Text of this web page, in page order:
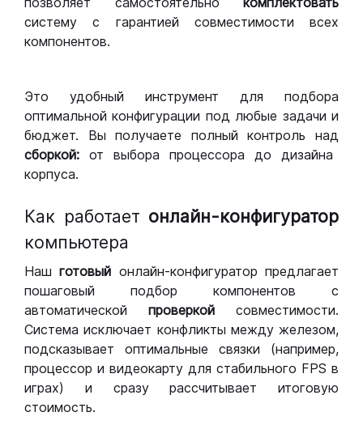
систему с гарантией совместимости всех
компонентов.
Это удобный инструмент для подбора
оптимальной конфигурации под любые задачи и
бюджет. Вы получаете полный контроль над
сборкой: от выбора процессора до дизайна
корпуса.
Как работает онлайн-конфигуратор
компьютера
Нашготовый онлайн-конфигуратор предлагает
пошаговый подбор компонентов с
автоматической проверкой совместимости.
Система исключает конфликты между железом,
подсказывает оптимальные связки (например,
процессор и видеокарту для стабильного FPS в
играх) и сразу рассчитывает итоговую
стоимость.